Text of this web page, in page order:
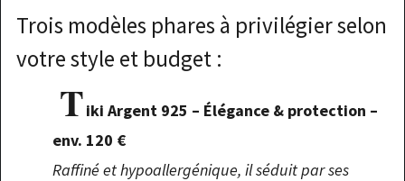
Trois modèles phares à privilégier selon
votre style et budget :
Tiki Argent 925 – Élégance & protection –
env. 120 €
Raffiné et hypoallergénique, il séduit par ses